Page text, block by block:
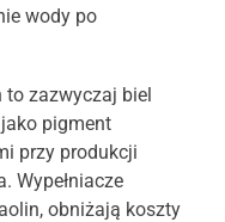
wody po
to zazwyczaj biel
pigment
przy produkcji
Wypełniacze
obniżają koszty